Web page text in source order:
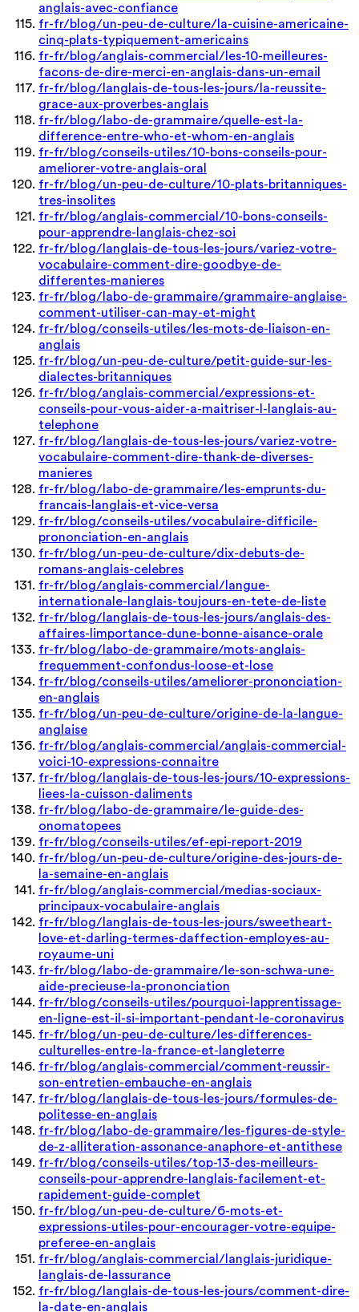
anglais-avec-confiance
fr-fr/blog/un-peu-de-culture/la-cuisine-americaine-
cinq-plats-typiquement-americains
fr-fr/blog/anglais-commercial/les-10-meilleures-
facons-de-dire-merci-en-anglais-dans-un-email
fr-fr/blog/langlais-de-tous-les-jours/la-reussite-
grace-aux-proverbes-anglais
fr-fr/blog/labo-de-grammaire/quelle-est-la-
difference-entre-who-et-whom-en-anglais
fr-fr/blog/conseils-utiles/10-bons-conseils-pour-
ameliorer-votre-anglais-oral
fr-fr/blog/un-peu-de-culture/10-plats-britanniques-
tres-insolites
fr-fr/blog/anglais-commercial/10-bons-conseils-
pour-apprendre-langlais-chez-soi
fr-fr/blog/langlais-de-tous-les-jours/variez-votre-
vocabulaire-comment-dire-goodbye-de-
differentes-manieres
fr-fr/blog/labo-de-grammaire/grammaire-anglaise-
comment-utiliser-can-may-et-might
fr-fr/blog/conseils-utiles/les-mots-de-liaison-en-
anglais
fr-fr/blog/un-peu-de-culture/petit-guide-sur-les-
dialectes-britanniques
fr-fr/blog/anglais-commercial/expressions-et-
conseils-pour-vous-aider-a-maitriser-l-langlais-au-
telephone
fr-fr/blog/langlais-de-tous-les-jours/variez-votre-
vocabulaire-comment-dire-thank-de-diverses-
manieres
fr-fr/blog/labo-de-grammaire/les-emprunts-du-
francais-langlais-et-vice-versa
fr-fr/blog/conseils-utiles/vocabulaire-difficile-
prononciation-en-anglais
fr-fr/blog/un-peu-de-culture/dix-debuts-de-
romans-anglais-celebres
fr-fr/blog/anglais-commercial/langue-
internationale-langlais-toujours-en-tete-de-liste
fr-fr/blog/langlais-de-tous-les-jours/anglais-des-
affaires-limportance-dune-bonne-aisance-orale
fr-fr/blog/labo-de-grammaire/mots-anglais-
frequemment-confondus-loose-et-lose
fr-fr/blog/conseils-utiles/ameliorer-prononciation-
en-anglais
fr-fr/blog/un-peu-de-culture/origine-de-la-langue-
anglaise
fr-fr/blog/anglais-commercial/anglais-commercial-
voici-10-expressions-connaitre
fr-fr/blog/langlais-de-tous-les-jours/10-expressions-
liees-la-cuisson-daliments
fr-fr/blog/labo-de-grammaire/le-guide-des-
onomatopees
fr-fr/blog/conseils-utiles/ef-epi-report-2019
fr-fr/blog/un-peu-de-culture/origine-des-jours-de-
la-semaine-en-anglais
fr-fr/blog/anglais-commercial/medias-sociaux-
principaux-vocabulaire-anglais
fr-fr/blog/langlais-de-tous-les-jours/sweetheart-
love-et-darling-termes-daffection-employes-au-
royaume-uni
fr-fr/blog/labo-de-grammaire/le-son-schwa-une-
aide-precieuse-la-prononciation
fr-fr/blog/conseils-utiles/pourquoi-lapprentissage-
en-ligne-est-il-si-important-pendant-le-coronavirus
fr-fr/blog/un-peu-de-culture/les-differences-
culturelles-entre-la-france-et-langleterre
fr-fr/blog/anglais-commercial/comment-reussir-
son-entretien-embauche-en-anglais
fr-fr/blog/langlais-de-tous-les-jours/formules-de-
politesse-en-anglais
fr-fr/blog/labo-de-grammaire/les-figures-de-style-
de-z-alliteration-assonance-anaphore-et-antithese
fr-fr/blog/conseils-utiles/top-13-des-meilleurs-
conseils-pour-apprendre-langlais-facilement-et-
rapidement-guide-complet
fr-fr/blog/un-peu-de-culture/6-mots-et-
expressions-utiles-pour-encourager-votre-equipe-
preferee-en-anglais
fr-fr/blog/anglais-commercial/langlais-juridique-
langlais-de-lassurance
fr-fr/blog/langlais-de-tous-les-jours/comment-dire-
la-date-en-anglais